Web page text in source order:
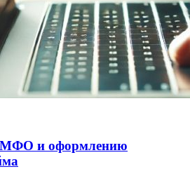
МФО и оформлению